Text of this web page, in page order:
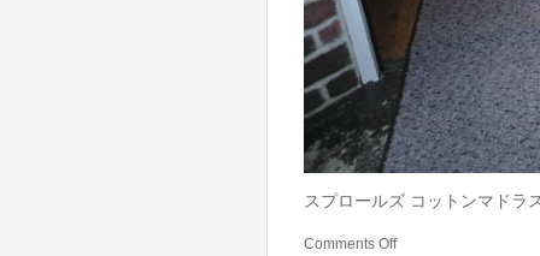
スプロールズ コットンマドラ
Comments Off